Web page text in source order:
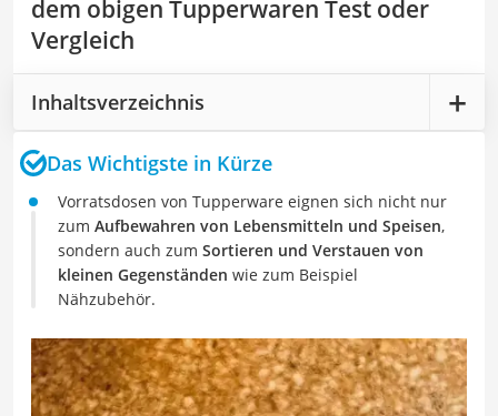
dem obigen Tupperwaren Test oder
Vergleich
Inhaltsverzeichnis
Das Wichtigste in Kürze
Vorratsdosen von Tupperware eignen sich nicht nur
zum Aufbewahren von Lebensmitteln und Speisen,
sondern auch zum Sortieren und Verstauen von
kleinen Gegenständen wie zum Beispiel
Nähzubehör.